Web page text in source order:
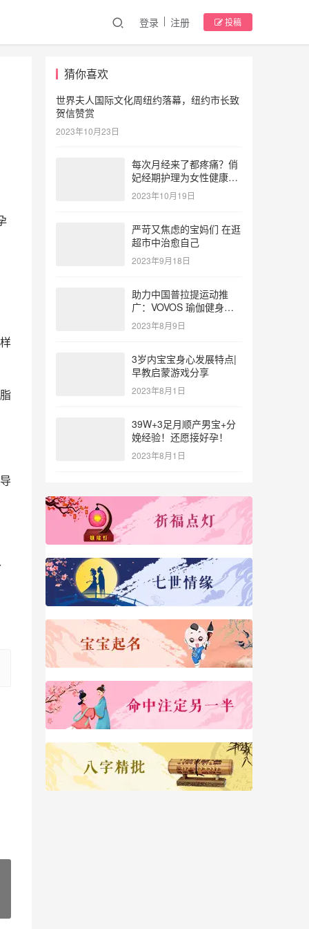
登录 注册 投稿
猜你喜欢
世界夫人国际文化周纽约落幕，纽约市长致
贺信赞赏
2023年10月23日
每次月经来了都疼痛？俏
妃经期护理为女性健康护
航
2023年10月19日
严苛又焦虑的宝妈们 在逛
超市中治愈自己
2023年9月18日
助力中国普拉提运动推
广：VOVOS 瑜伽健身服
参与北体大专业普拉提教
练培训
2023年8月9日
3岁内宝宝身心发展特点|
早教启蒙游戏分享
2023年8月1日
39W+3足月顺产男宝+分
娩经验！还愿接好孕！
2023年8月1日